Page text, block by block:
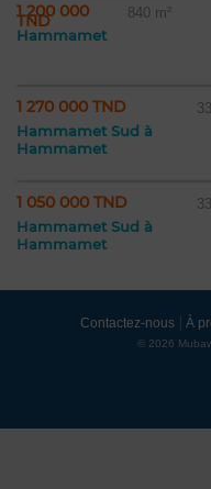
1 200 000
TND 840 m²
Hammamet
1 270 000 TND
Hammamet Sud à
Hammamet
1 050 000 TND
Hammamet Sud à
Hammamet
Contactez-nous À
© 2026